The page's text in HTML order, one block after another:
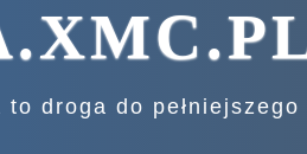
droga do